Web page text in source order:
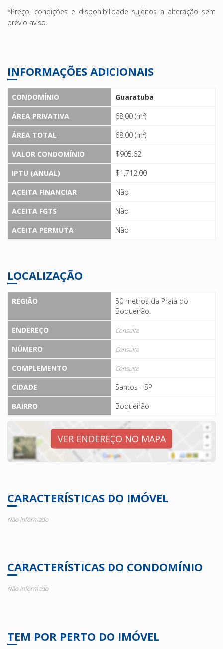
*Preço, condições e disponibilidade sujeitos a alteração sem
prévio aviso.
INFORMAÇÕES ADICIONAIS
CONDOMÍNIO
Guaratuba
ÁREA PRIVATIVA
68.00 (m²)
ÁREA TOTAL
68.00 (m²)
VALOR CONDOMÍNIO
$905.62
IPTU (ANUAL)
$1,712.00
ACEITA FINANCIAR
Não
ACEITA FGTS
Não
ACEITA PERMUTA
Não
LOCALIZAÇÃO
REGIÃO
50 metros da Praia do
Boqueirão.
ENDEREÇO
Consulte
NÚMERO Consulte
COMPLEMENTO Consulte
CIDADE
Santos - SP
BAIRRO
Boqueirão
VER ENDEREÇO NO MAPA
CARACTERÍSTICAS DO IMÓVEL
Não Informado
CARACTERÍSTICAS DO CONDOMÍNIO
Não Informado
TEM POR PERTO DO IMÓVEL